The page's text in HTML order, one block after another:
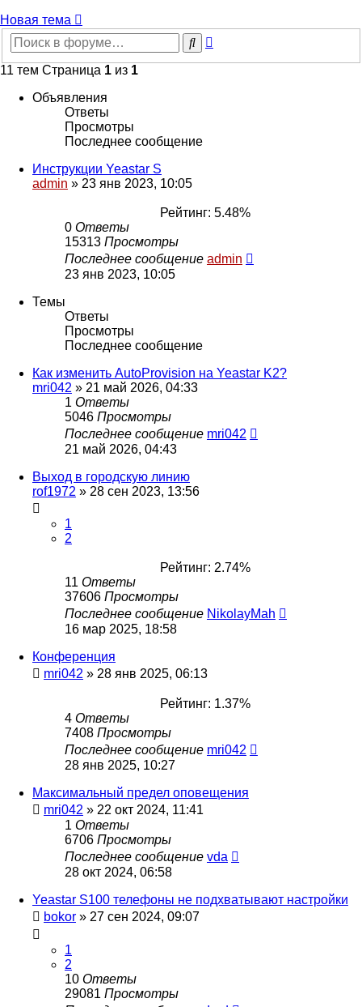
Новая тема
Поиск
11 тем Страница 1 из 1
Объявления
Ответы
Просмотры
Последнее сообщение
Инструкции Yeastar S
admin » 23 янв 2023, 10:05
Рейтинг: 5.48%
0 Ответы
15313 Просмотры
Последнее сообщение admin
23 янв 2023, 10:05
Темы
Ответы
Просмотры
Последнее сообщение
Как изменить AutoProvision на Yeastar K2?
mri042 » 21 май 2026, 04:33
1 Ответы
5046 Просмотры
Последнее сообщение mri042
21 май 2026, 04:43
Выход в городскую линию
rof1972 » 28 сен 2023, 13:56
1
2
Рейтинг: 2.74%
11 Ответы
37606 Просмотры
Последнее сообщение NikolayMah
16 мар 2025, 18:58
Конференция
mri042 » 28 янв 2025, 06:13
Рейтинг: 1.37%
4 Ответы
7408 Просмотры
Последнее сообщение mri042
28 янв 2025, 10:27
Максимальный предел оповещения
mri042 » 22 окт 2024, 11:41
1 Ответы
6706 Просмотры
Последнее сообщение vda
28 окт 2024, 06:58
Yeastar S100 телефоны не подхватывают настройки
bokor » 27 сен 2024, 09:07
1
2
10 Ответы
29081 Просмотры